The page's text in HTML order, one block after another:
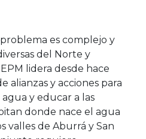
es complejo y
del Norte y
lidera desde hace
alianzas y acciones para
y educar a las
donde nace el agua
valles de Aburrá y San